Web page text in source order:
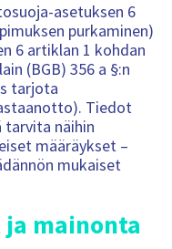
asetuksen 6
purkaminen)
6 artiklan 1 kohdan
(BGB) 356 a §:n
tarjota
Tiedot
tarvita näihin
määräykset –
mukaiset
mainonta